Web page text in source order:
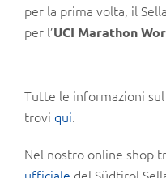
per la prima volta, il
per l’UCI Marathon
Tutte le informazioni
trovi qui.
Nel nostro online shop